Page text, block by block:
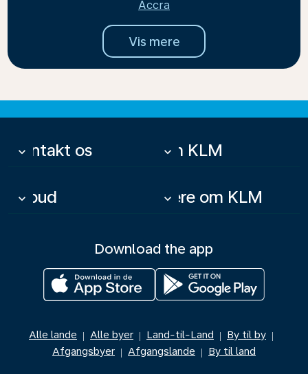
Accra
Vis mere
Kontakt os
keyboard_arrow_down Om KLM
keyboard_arrow_down
Tilbud
keyboard_arrow_down Mere om KLM
keyboard_arrow_down
Download the app
Alle lande | Alle byer | Land-til-Land | By til by |
Afgangsbyer | Afgangslande | By til land